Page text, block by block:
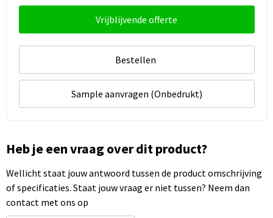
Vrijblijvende offerte
Bestellen
Sample aanvragen (Onbedrukt)
Heb je een vraag over dit product?
Wellicht staat jouw antwoord tussen de product omschrijving
of specificaties. Staat jouw vraag er niet tussen? Neem dan
contact met ons op